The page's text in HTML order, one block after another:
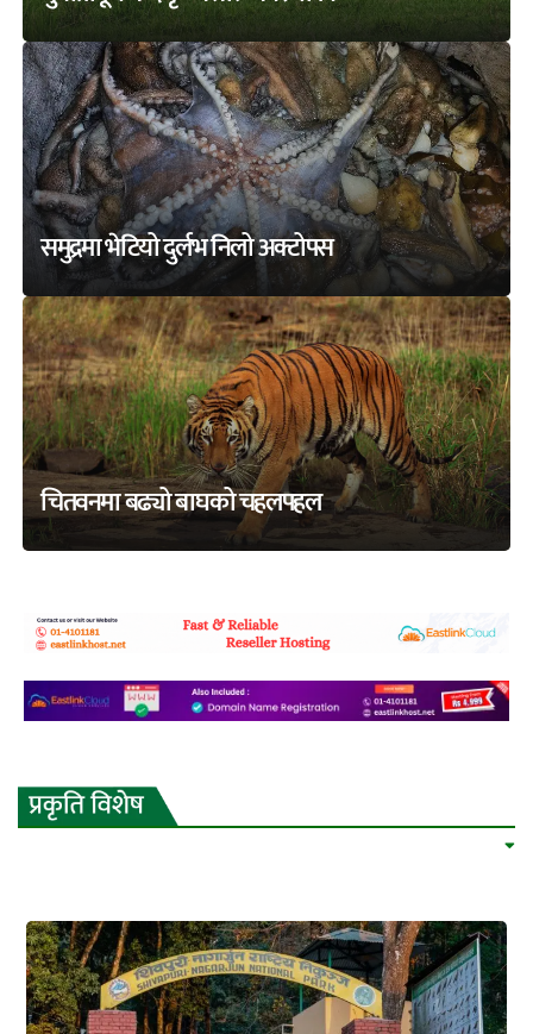
समुद्रमा भेटियो दुर्लभ निलो अक्टोपस
चितवनमा बढ्यो बाघको चहलपहल